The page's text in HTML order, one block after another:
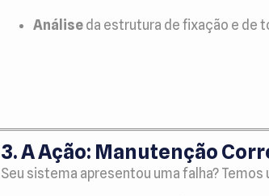
Análise da estrutura de fixação e de
3. A Ação: Manutenção
Seu sistema apresentou uma falha?